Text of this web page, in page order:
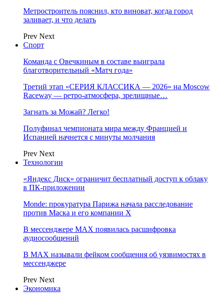
Метростроитель пояснил, кто виноват, когда город
заливает, и что делать
Prev Next
Спорт
Команда с Овечкиным в составе выиграла
благотворительный «Матч года»
Третий этап «СЕРИЯ КЛАССИКА — 2026» на Moscow
Raceway — ретро‑атмосфера, зрелищные…
Загнать за Можай? Легко!
Полуфинал чемпионата мира между Францией и
Испанией начнется с минуты молчания
Prev Next
Технологии
«Яндекс Диск» ограничит бесплатный доступ к облаку
в ПК-приложении
Monde: прокуратура Парижа начала расследование
против Маска и его компании X
В мессенджере MAX появилась расшифровка
аудиосообщений
В МAX называли фейком сообщения об уязвимостях в
мессенджере
Prev Next
Экономика